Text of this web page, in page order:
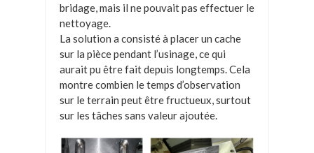
bridage, mais il ne pouvait pas effectuer le
nettoyage.
La solution a consisté à placer un cache
sur la pièce pendant l’usinage, ce qui
aurait pu être fait depuis longtemps. Cela
montre combien le temps d’observation
sur le terrain peut être fructueux, surtout
sur les tâches sans valeur ajoutée.